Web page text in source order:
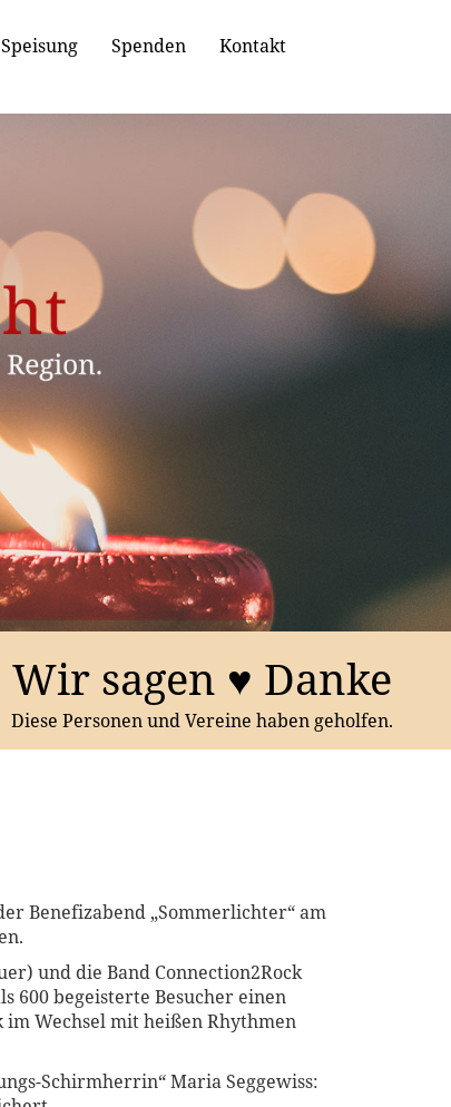
Speisung Spenden Kontakt
Wir sagen ♥ Danke
Diese Personen und Vereine haben geholfen.
Benefizabend „Sommerlichter“ am
und die Band Connection2Rock
600 begeisterte Besucher einen
im Wechsel mit heißen Rhythmen
Schirmherrin“ Maria Seggewiss: